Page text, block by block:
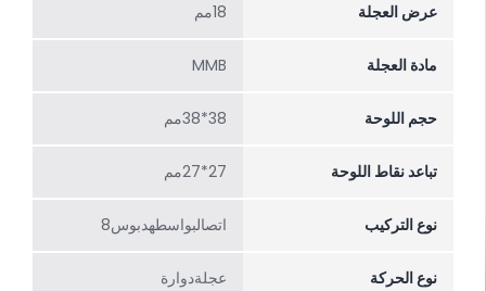
عرض العجلة 18مم
مادة العجلة MMB
حجم اللوحة 38*38مم
تباعد نقاط اللوحة 27*27مم
نوع التركيب اتصالبواسطهدبوس8
نوع الحركة عجلةدوارة